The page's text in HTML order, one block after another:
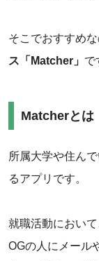
そこでおすすめな
ス「Matcher」 で
Matcherとは
所属大学や住ん
るアプリです。
就職活動におい
OGの人にメール